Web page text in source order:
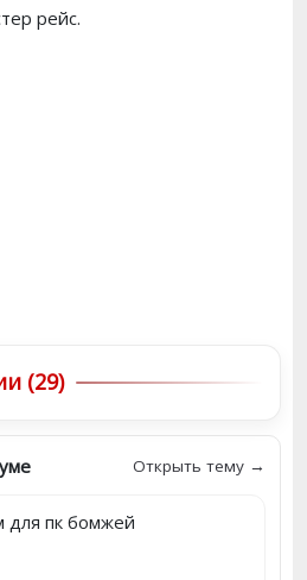
рейс.
(29)
Открыть тему →
для пк бомжей